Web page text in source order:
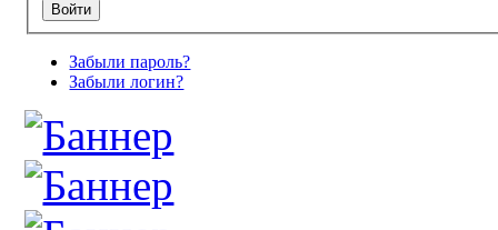
Забыли пароль?
Забыли логин?